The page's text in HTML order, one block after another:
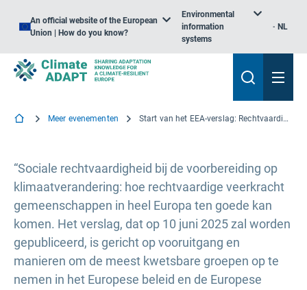
An official website of the European
Union | How do you know?
Environmental
information
systems
NL
Meer evenementen Start van het EEA-verslag: Rechtvaardige veerkracht in Europa
“Sociale rechtvaardigheid bij de voorbereiding op
klimaatverandering: hoe rechtvaardige veerkracht
gemeenschappen in heel Europa ten goede kan
komen. Het verslag, dat op 10 juni 2025 zal worden
gepubliceerd, is gericht op vooruitgang en
manieren om de meest kwetsbare groepen op te
nemen in het Europese beleid en de Europese